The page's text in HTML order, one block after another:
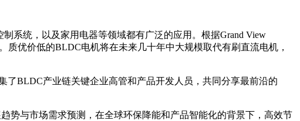
系统，以及家用电器等领域都有广泛的应用。根据Grand View
质优价低的BLDC电机将在未来几十年中大规模取代有刷直流电机，
了BLDC产业链关键企业高管和产品开发人员，共同分享最前沿的
势与市场需求预测，在全球环保降能和产品智能化的背景下，高效节